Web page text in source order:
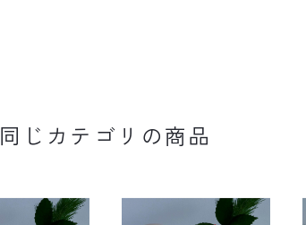
同じカテゴリの商品